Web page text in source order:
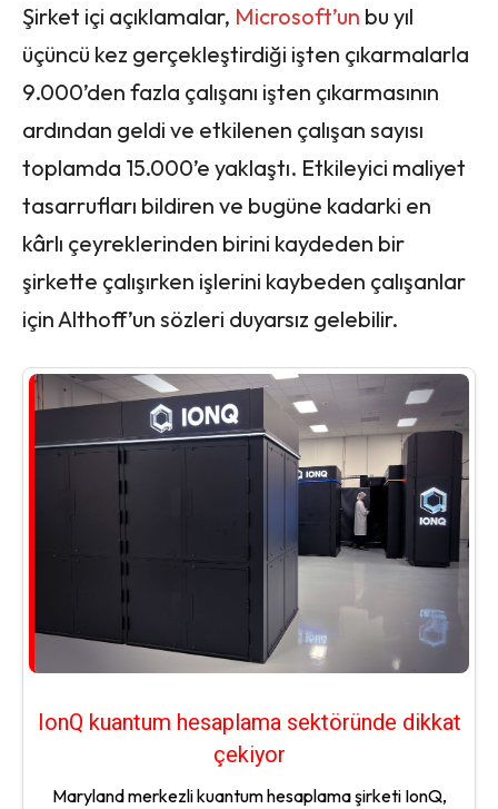
Şirket içi açıklamalar, Microsoft’un bu yıl
üçüncü kez gerçekleştirdiği işten çıkarmalarla
9.000’den fazla çalışanı işten çıkarmasının
ardından geldi ve etkilenen çalışan sayısı
toplamda 15.000’e yaklaştı. Etkileyici maliyet
tasarrufları bildiren ve bugüne kadarki en
kârlı çeyreklerinden birini kaydeden bir
şirkette çalışırken işlerini kaybeden çalışanlar
için Althoff’un sözleri duyarsız gelebilir.
IonQ kuantum hesaplama sektöründe dikkat
çekiyor
Maryland merkezli kuantum hesaplama şirketi IonQ,